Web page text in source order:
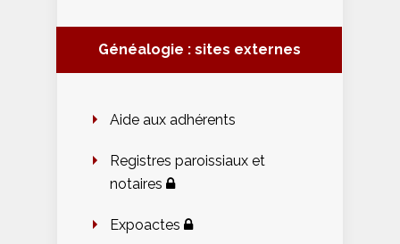
Généalogie : sites externes
Aide aux adhérents
Registres paroissiaux et
notaires
Expoactes